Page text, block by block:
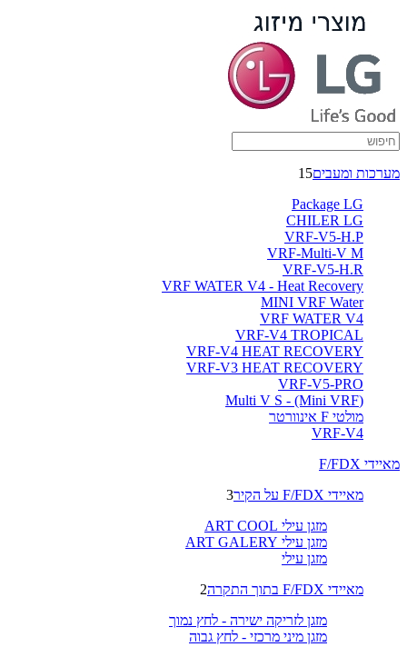
מערכות ומעבים15
Package LG
CHILER LG
VRF-V5-H.P
VRF-Multi-V M
VRF-V5-H.R
VRF WATER V4 - Heat Recovery
MINI VRF Water
VRF WATER V4
VRF-V4 TROPICAL
VRF-V4 HEAT RECOVERY
VRF-V3 HEAT RECOVERY
VRF-V5-PRO
(Multi V S - (Mini VRF
מולטי F אינוורטר
VRF-V4
מאיידי F/FDX
מאיידי F/FDX על הקיר
3
מזגן עילי ART COOL
מזגן עילי ART GALERY
מזגן עילי
מאיידי F/FDX בתוך התקרה
2
מזגן לזריקה ישירה - לחץ נמוך
מזגן מיני מרכזי - לחץ גבוה